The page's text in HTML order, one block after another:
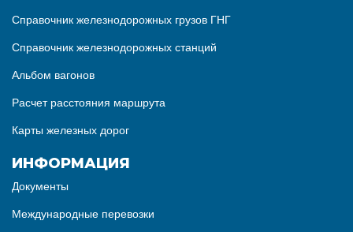
Справочник железнодорожных грузов ГНГ
Справочник железнодорожных станций
Альбом вагонов
Расчет расстояния маршрута
Карты железных дорог
ИНФОРМАЦИЯ
Документы
Международные перевозки